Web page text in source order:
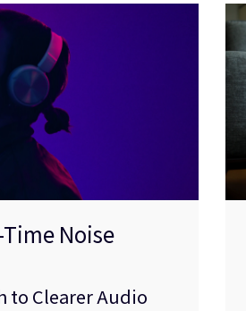
Noise
to Clearer Audio